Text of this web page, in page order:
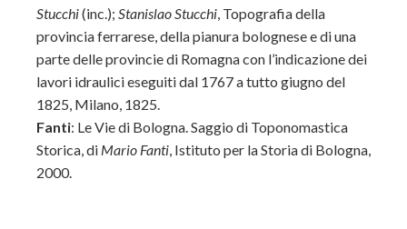
Stucchi(inc.); Stanislao Stucchi, Topografia della
provincia ferrarese, della pianura bolognese e di una
parte delle provincie di Romagna con l’indicazione dei
lavori idraulici eseguiti dal 1767 a tutto giugno del
1825, Milano, 1825.
Fanti: Le Vie di Bologna. Saggio di Toponomastica
Storica, di Mario Fanti, Istituto per la Storia di Bologna,
2000.